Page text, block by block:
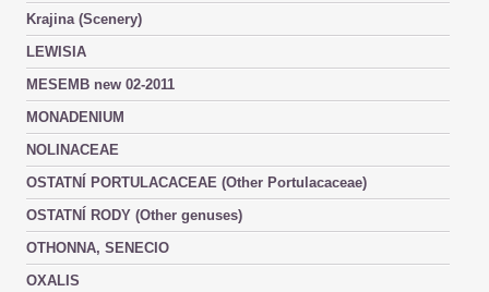
Krajina (Scenery)
LEWISIA
MESEMB new 02-2011
MONADENIUM
NOLINACEAE
OSTATNÍ PORTULACACEAE (Other Portulacaceae)
OSTATNÍ RODY (Other genuses)
OTHONNA, SENECIO
OXALIS